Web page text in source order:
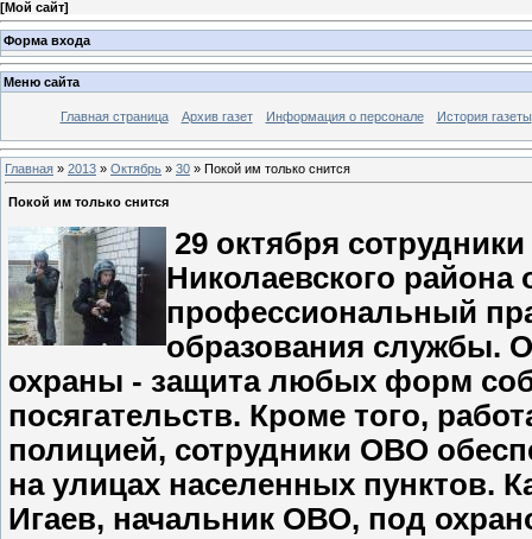
[Мой сайт]
Форма входа
Меню сайта
Главная страница Архив газет Информация о персонале История газеты
Главная » 2013 » Октябрь » 30 » Покой им только снится
Покой им только снится
29 октября
Николаевского района
профессиональный
образования службы.
охраны - защита любых форм
посягательств. Кроме того,
полицией, сотрудники ОВО
на улицах населенных пунктов.
Игаев, начальник ОВО, под